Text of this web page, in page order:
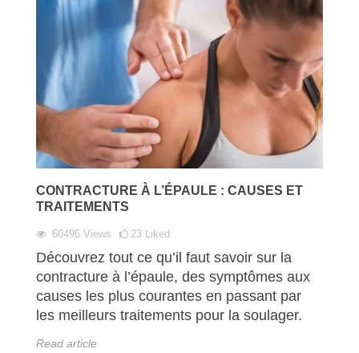
CONTRACTURE À L’ÉPAULE : CAUSES ET
TRAITEMENTS
60496 Views 23 Liked
Découvrez tout ce qu’il faut savoir sur la
contracture à l’épaule, des symptômes aux
causes les plus courantes en passant par
les meilleurs traitements pour la soulager.
Read article